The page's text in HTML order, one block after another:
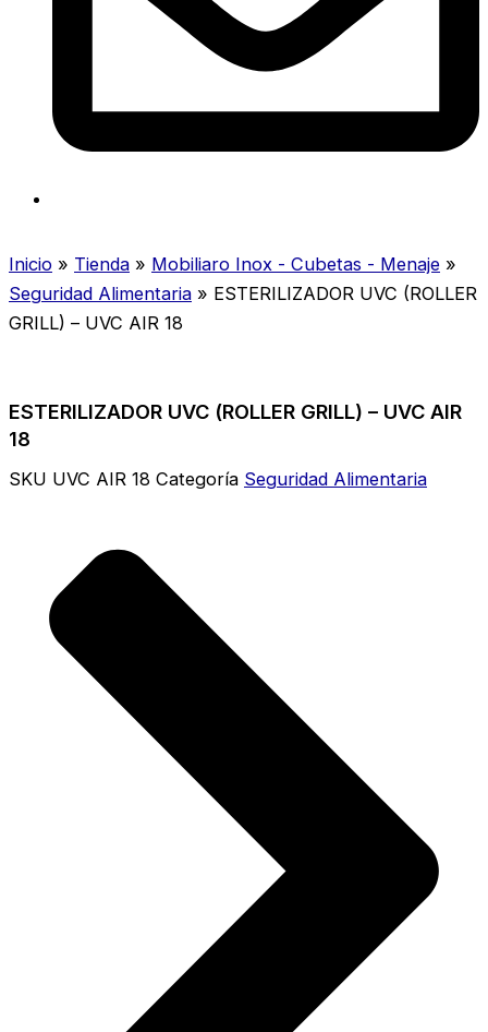
Inicio » Tienda » Mobiliaro Inox - Cubetas - Menaje »
Seguridad Alimentaria » ESTERILIZADOR UVC (ROLLER
GRILL) – UVC AIR 18
ESTERILIZADOR UVC (ROLLER GRILL) – UVC AIR
18
SKU UVC AIR 18 Categoría Seguridad Alimentaria